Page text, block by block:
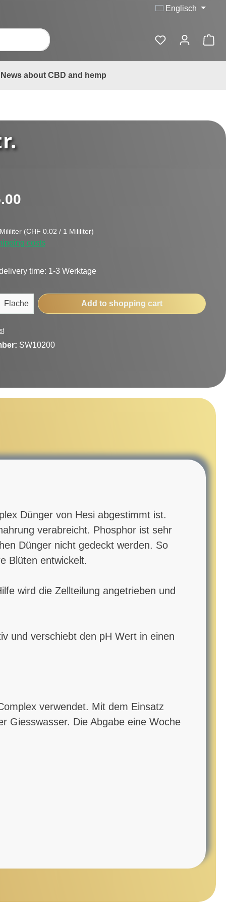
Englisch
News about CBD and hemp
(CHF 0.02 / 1 Mililiter)
costs
time: 1-3 Werktage
Enter the desired amount or
Flache Add to shopping cart
SW10200
Dünger von Hesi abgestimmt ist.
verabreicht. Phosphor ist sehr
Dünger nicht gedeckt werden. So
Blüten entwickelt.
wird die Zellteilung angetrieben und
und verschiebt den pH Wert in einen
verwendet. Mit dem Einsatz
Giesswasser. Die Abgabe eine Woche